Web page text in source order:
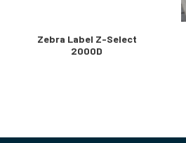
Zebra Label Z-Select
2000D